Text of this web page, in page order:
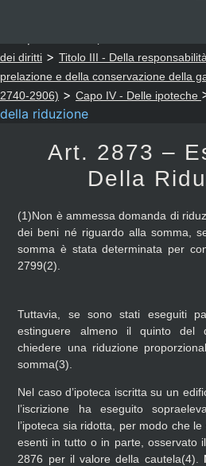
dei diritti > Titolo III - Della
prelazione e della conservazione della
2740-2906) > Capo IV - Delle ipoteche
della riduzione
Art. 2873 –
Della
(1)Non è ammessa domanda di
dei beni né riguardo alla somma,
somma è stata determinata per
2799(2).
Tuttavia, se sono stati eseguiti
estinguere almeno il quinto del
chiedere una riduzione
somma(3).
Nel caso d’ipoteca iscritta su un
l’iscrizione ha eseguito
l’ipoteca sia ridotta, per modo che
esenti in tutto o in parte, osservato
2876 per il valore della cautela(4).